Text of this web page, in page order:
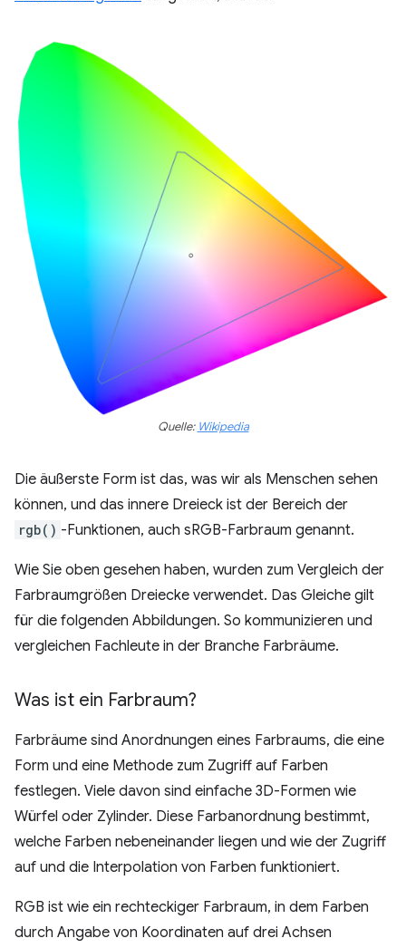
Quelle: Wikipedia
Die äußerste Form ist das, was wir als Menschen sehen
können, und das innere Dreieck ist der Bereich der
rgb() -Funktionen, auch sRGB-Farbraum genannt.
Wie Sie oben gesehen haben, wurden zum Vergleich der
Farbraumgrößen Dreiecke verwendet. Das Gleiche gilt
für die folgenden Abbildungen. So kommunizieren und
vergleichen Fachleute in der Branche Farbräume.
Was ist ein Farbraum?
Farbräume sind Anordnungen eines Farbraums, die eine
Form und eine Methode zum Zugriff auf Farben
festlegen. Viele davon sind einfache 3D-Formen wie
Würfel oder Zylinder. Diese Farbanordnung bestimmt,
welche Farben nebeneinander liegen und wie der Zugriff
auf und die Interpolation von Farben funktioniert.
RGB ist wie ein rechteckiger Farbraum, in dem Farben
durch Angabe von Koordinaten auf drei Achsen